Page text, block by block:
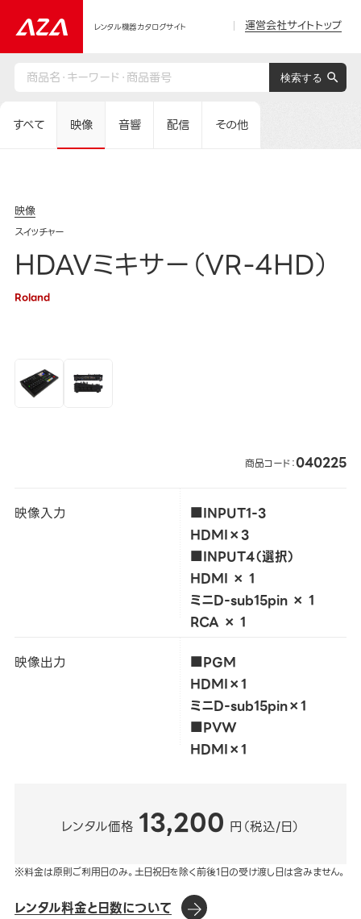
レンタル機器カタログサイト 運営会社サイトトップ
すべて 映像 音響 配信 その他
映像
スイッチャー
HDAVミキサー（VR-4HD）
Roland
商品コード：040225
映像入力
■INPUT1-3
HDMI×3
■INPUT4（選択）
HDMI × 1
ミニD-sub15pin × 1
RCA × 1
映像出力
■PGM
HDMI×1
ミニD-sub15pin×1
■PVW
HDMI×1
レンタル価格 13,200 円（税込/日）
※料金は原則ご利用日のみ。土日祝日を除く前後1日の受け渡し日は含みません。
レンタル料金と日数について